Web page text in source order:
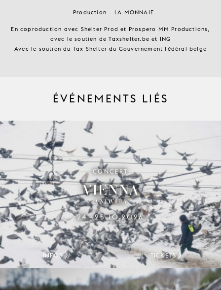
Production LA MONNAIE
En coproduction avec Shelter Prod et Prospero MM Productions,
avec le soutien de Taxshelter.be et ING
Avec le soutien du Tax Shelter du Gouvernement fédéral belge
ÉVÉNEMENTS LIÉS
CONCERT
VIENNA
A NEW ERA
24–25.10.2026
INFOS TICKETS